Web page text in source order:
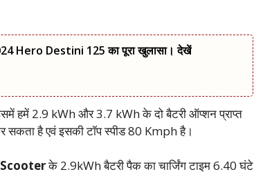
Hero Destini 125 का पूरा खुलासा। देखें
हमें 2.9 kWh और 3.7 kWh के दो बैटरी ऑप्शन प्राप्त
है एवं इसकी टॉप स्पीड 80 Kmph है।
के 2.9kWh बैटरी पैक का चार्जिंग टाइम 6.40 घंटे